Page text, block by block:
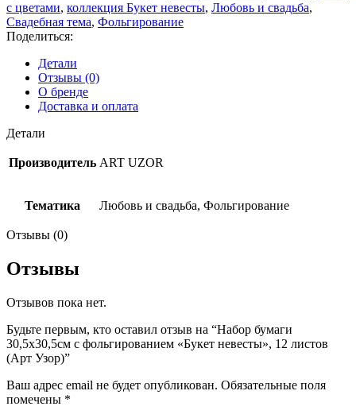
с цветами, коллекция Букет невесты, Любовь и свадьба,
Свадебная тема, Фольгирование
Поделиться:
Детали
Отзывы (0)
О бренде
Доставка и оплата
Детали
Производитель ART UZOR
Тематика Любовь и свадьба, Фольгирование
Отзывы (0)
Отзывы
Отзывов пока нет.
Будьте первым, кто оставил отзыв на “Набор бумаги
30,5х30,5см с фольгированием «Букет невесты», 12 листов
(Арт Узор)”
Ваш адрес email не будет опубликован. Обязательные поля
помечены *